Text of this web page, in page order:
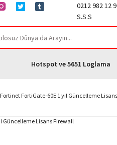
0212 982 12
S.S.S
Hotspot ve 5651 Loglama
Fortinet FortiGate-60E 1 yıl Güncelleme